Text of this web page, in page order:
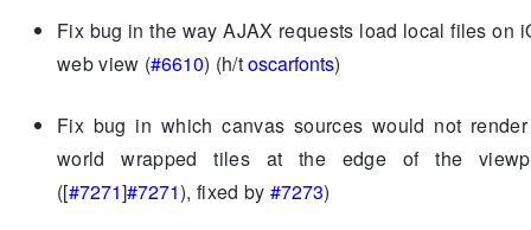
Fix bug in the way AJAX requests load local files on
web view (#6610) (h/toscarfonts)
Fix bug in which canvas sources would not
world wrapped tiles at the edge of the
([#7271]#7271), fixed by #7273)